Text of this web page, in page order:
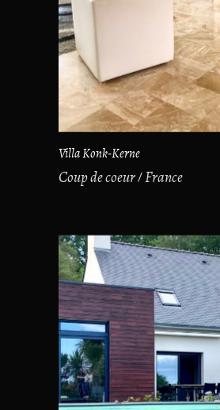
Villa Konk-Kerne
Coup de coeur France